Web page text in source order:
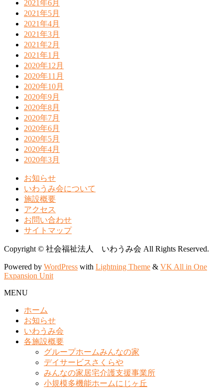
2021年6月
2021年5月
2021年4月
2021年3月
2021年2月
2021年1月
2020年12月
2020年11月
2020年10月
2020年9月
2020年8月
2020年7月
2020年6月
2020年5月
2020年4月
2020年3月
お知らせ
いわうみ会について
施設概要
アクセス
お問い合わせ
サイトマップ
Copyright © 社会福祉法人 いわうみ会 All Rights Reserved.
Powered by WordPress with Lightning Theme & VK All in One
Expansion Unit
MENU
ホーム
お知らせ
いわうみ会
各施設概要
グループホームみんなの家
デイサービスさくらや
みんなの家居宅介護支援事業所
小規模多機能ホームにじヶ丘